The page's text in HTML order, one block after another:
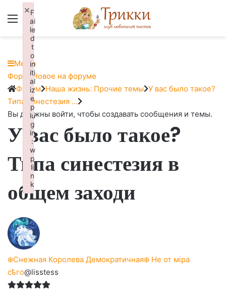
МенюВход
Меню
Навигация
Форума
ФорумНовое на форуме
Форум
breadcrumbs
-
Вы
здесь:
Форум Наша жизнь: Прочие темы У вас было такое?
Типа синестезия …
Вы должны войти, чтобы создавать сообщения и темы.
У вас было такое?
Типа синестезия в
общем заходи
❄️Снежная Королева Демократичная❄️ Не от мiра
сѣго@lisstess
F
ai
le
d
t
o
in
iti
al
iz
e
p
lu
g
in
:
w
p
li
n
k
×
Failed to initialize plugin: wplink